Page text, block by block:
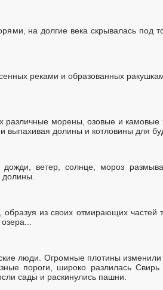
на долгие века скрывалась под
реками и образованных
различные морены, озовые и камовые
выпахивая долины и котловины для
ветер, солнце, мороз
из своих отмирающих частей
люди. Огромные плотины изменили
пороги, широко разлилась
сады и раскинулись пашни.